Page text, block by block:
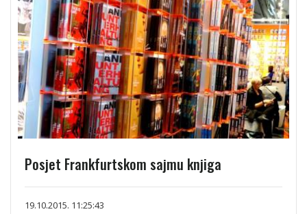
Posjet Frankfurtskom sajmu knjiga
19.10.2015. 11:25:43